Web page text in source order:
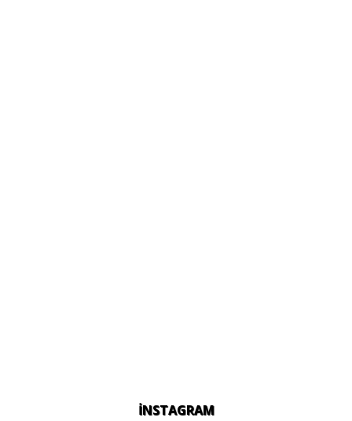
İNSTAGRAM